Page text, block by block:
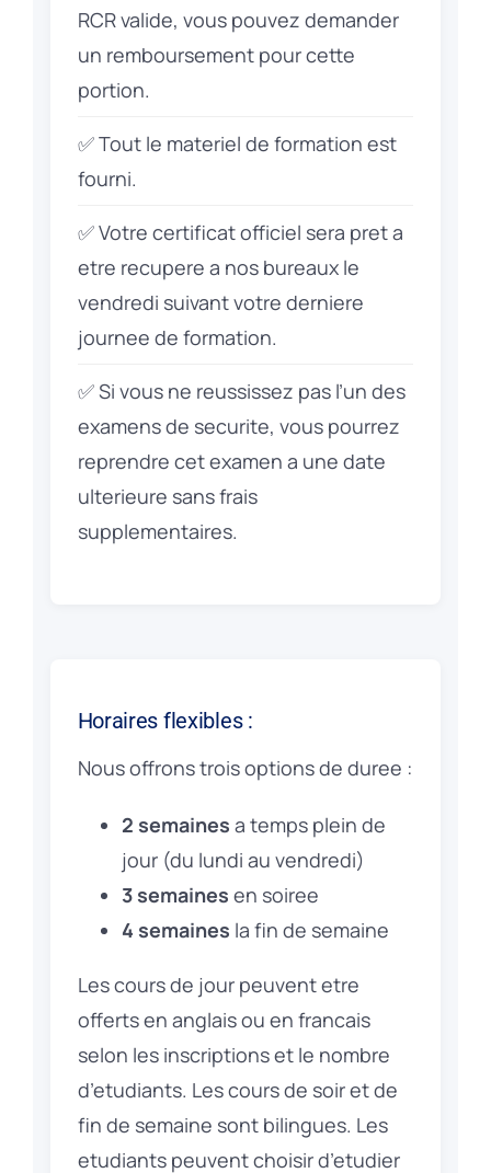
RCR valide, vous pouvez demander
un remboursement pour cette
portion.
✅ Tout le materiel de formation est
fourni.
✅ Votre certificat officiel sera pret a
etre recupere a nos bureaux le
vendredi suivant votre derniere
journee de formation.
✅ Si vous ne reussissez pas l’un des
examens de securite, vous pourrez
reprendre cet examen a une date
ulterieure sans frais
supplementaires.
Horaires flexibles :
Nous offrons trois options de duree :
2 semaines a temps plein de
jour (du lundi au vendredi)
3 semaines en soiree
4 semaines la fin de semaine
Les cours de jour peuvent etre
offerts en anglais ou en francais
selon les inscriptions et le nombre
d’etudiants. Les cours de soir et de
fin de semaine sont bilingues. Les
etudiants peuvent choisir d’etudier